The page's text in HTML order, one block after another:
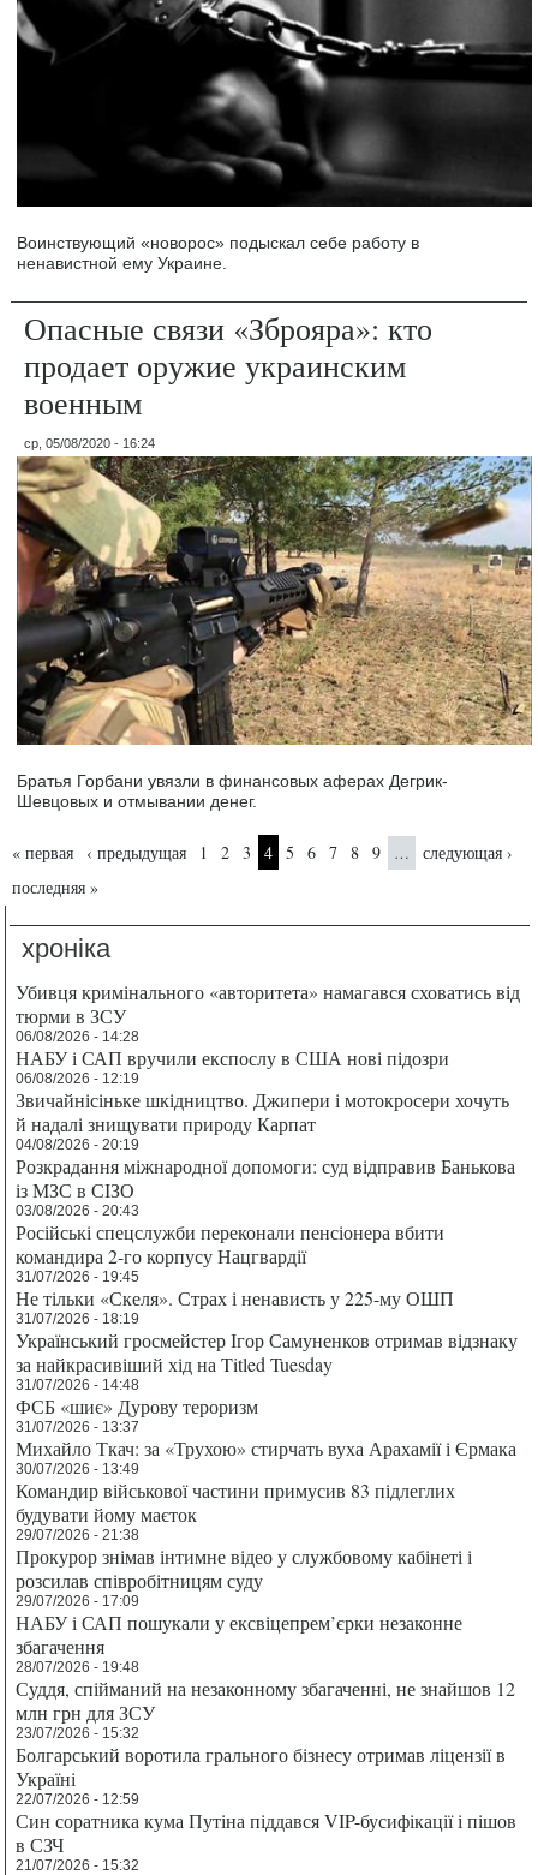
Воинствующий «новорос» подыскал себе работу в
ненавистной ему Украине.
Опасные связи «Зброяра»: кто
продает оружие украинским
военным
ср, 05/08/2020 - 16:24
Братья Горбани увязли в финансовых аферах Дегрик-
Шевцовых и отмывании денег.
Страницы
« первая ‹ предыдущая 1 2 3 4 5 6 7 8 9 …
следующая ›
последняя »
хроніка
Убивця кримінального «авторитета» намагався сховатись від
тюрми в ЗСУ
06/08/2026 - 14:28
НАБУ і САП вручили експослу в США нові підозри
06/08/2026 - 12:19
Звичайнісіньке шкідництво. Джипери і мотокросери хочуть
й надалі знищувати природу Карпат
04/08/2026 - 20:19
Розкрадання міжнародної допомоги: суд відправив Банькова
із МЗС в СІЗО
03/08/2026 - 20:43
Російські спецслужби переконали пенсіонера вбити
командира 2-го корпусу Нацгвардії
31/07/2026 - 19:45
Не тільки «Скеля». Страх і ненависть у 225-му ОШП
31/07/2026 - 18:19
Український гросмейстер Ігор Самуненков отримав відзнаку
за найкрасивіший хід на Titled Tuesday
31/07/2026 - 14:48
ФСБ «шиє» Дурову тероризм
31/07/2026 - 13:37
Михайло Ткач: за «Трухою» стирчать вуха Арахамії і Єрмака
30/07/2026 - 13:49
Командир військової частини примусив 83 підлеглих
будувати йому маєток
29/07/2026 - 21:38
Прокурор знімав інтимне відео у службовому кабінеті і
розсилав співробітницям суду
29/07/2026 - 17:09
НАБУ і САП пошукали у ексвіцепрем’єрки незаконне
збагачення
28/07/2026 - 19:48
Суддя, спійманий на незаконному збагаченні, не знайшов 12
млн грн для ЗСУ
23/07/2026 - 15:32
Болгарський воротила грального бізнесу отримав ліцензії в
Україні
22/07/2026 - 12:59
Син соратника кума Путіна піддався VIP-бусифікації і пішов
в СЗЧ
21/07/2026 - 15:32